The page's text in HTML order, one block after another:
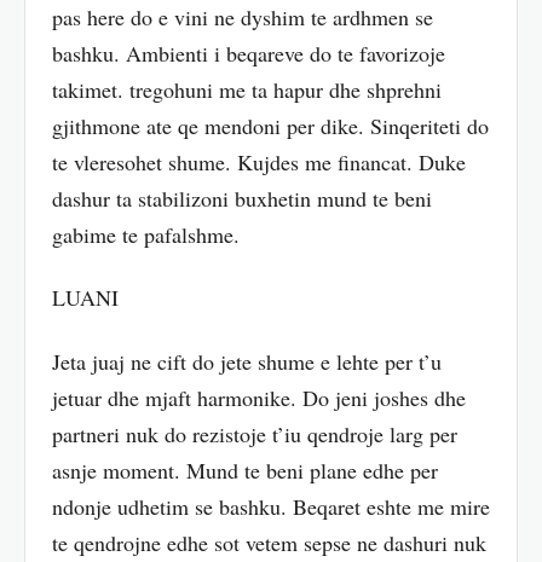
pas here do e vini ne dyshim te ardhmen se
bashku. Ambienti i beqareve do te favorizoje
takimet. tregohuni me ta hapur dhe shprehni
gjithmone ate qe mendoni per dike. Sinqeriteti do
te vleresohet shume. Kujdes me financat. Duke
dashur ta stabilizoni buxhetin mund te beni
gabime te pafalshme.
LUANI
Jeta juaj ne cift do jete shume e lehte per t’u
jetuar dhe mjaft harmonike. Do jeni joshes dhe
partneri nuk do rezistoje t’iu qendroje larg per
asnje moment. Mund te beni plane edhe per
ndonje udhetim se bashku. Beqaret eshte me mire
te qendrojne edhe sot vetem sepse ne dashuri nuk